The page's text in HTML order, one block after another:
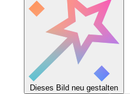
Dieses Bild neu gestalten